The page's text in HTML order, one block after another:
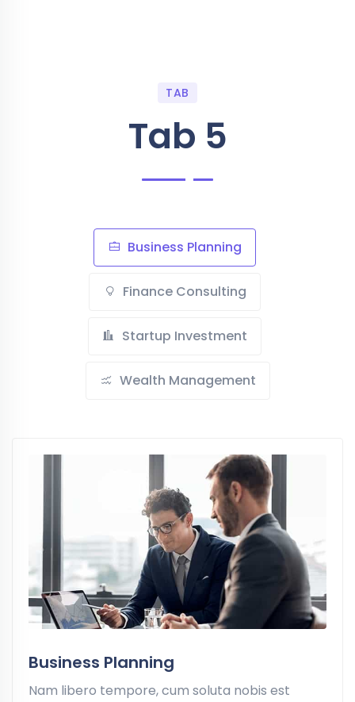
TAB
Tab 5
Business Planning
Finance Consulting
Startup Investment
Wealth Management
Business Planning
Nam libero tempore, cum soluta nobis est